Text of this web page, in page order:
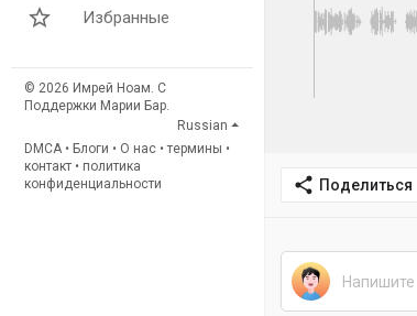
Избранные
© 2026 Имрей Ноам. С
Поддержки Марии Бар.
Russian
DMCA • Блоги • О нас •термины •
контакт • политика
конфиденциальности
Поделиться